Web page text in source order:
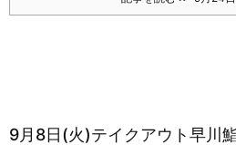
9月8日(火)テイクアウト早川